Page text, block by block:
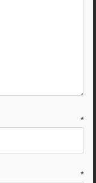
*
*